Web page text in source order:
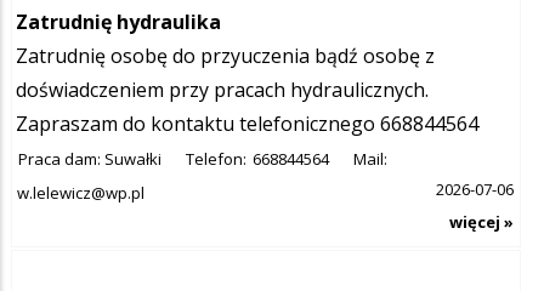
Zatrudnię hydraulika
Zatrudnię osobę do przyuczenia bądź osobę z
doświadczeniem przy pracach hydraulicznych.
Zapraszam do kontaktu telefonicznego 668844564
Praca dam: Suwałki Telefon: 668844564
Mail:
w.lelewicz@wp.pl
2026-07-06
więcej »